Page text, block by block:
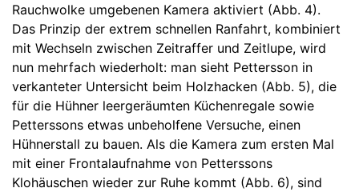
Rauchwolke umgebenen Kamera aktiviert (Abb. 4).
Das Prinzip der extrem schnellen Ranfahrt, kombiniert
mit Wechseln zwischen Zeitraffer und Zeitlupe, wird
nun mehrfach wiederholt: man sieht Pettersson in
verkanteter Untersicht beim Holzhacken (Abb. 5), die
für die Hühner leergeräumten Küchenregale sowie
Petterssons etwas unbeholfene Versuche, einen
Hühnerstall zu bauen. Als die Kamera zum ersten Mal
mit einer Frontalaufnahme von Petterssons
Klohäuschen wieder zur Ruhe kommt (Abb. 6), sind